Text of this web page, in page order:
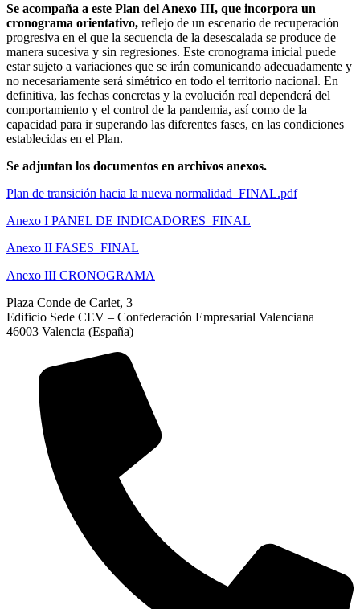
Se acompaña a este Plan del Anexo III, que incorpora un
cronograma orientativo, reflejo de un escenario de recuperación
progresiva en el que la secuencia de la desescalada se produce de
manera sucesiva y sin regresiones. Este cronograma inicial puede
estar sujeto a variaciones que se irán comunicando adecuadamente y
no necesariamente será simétrico en todo el territorio nacional. En
definitiva, las fechas concretas y la evolución real dependerá del
comportamiento y el control de la pandemia, así como de la
capacidad para ir superando las diferentes fases, en las condiciones
establecidas en el Plan.
Se adjuntan los documentos en archivos anexos.
Plan de transición hacia la nueva normalidad_FINAL.pdf
Anexo I PANEL DE INDICADORES_FINAL
Anexo II FASES_FINAL
Anexo III CRONOGRAMA
Plaza Conde de Carlet, 3
Edificio Sede CEV – Confederación Empresarial Valenciana
46003 Valencia (España)